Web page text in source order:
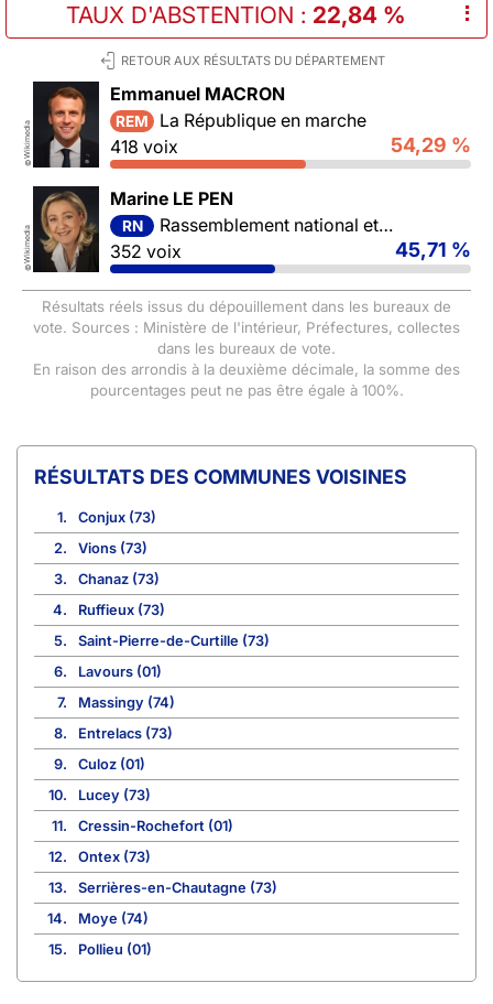
TAUX D'ABSTENTION : 22,84 % ⠇
RETOUR AUX RÉSULTATS DU DÉPARTEMENT
©
Wikimedia
Emmanuel MACRON
REM
La République en marche
418 voix
54,29 %
©
Wikimedia
Marine LE PEN
RN
Rassemblement national et ses alliés
352 voix
45,71 %
Résultats réels issus du dépouillement dans les bureaux de
vote. Sources : Ministère de l'intérieur, Préfectures, collectes
dans les bureaux de vote.
En raison des arrondis à la deuxième décimale, la somme des
pourcentages peut ne pas être égale à 100%.
COMMUNES VOISINES
1.
Conjux (73)
2.
Vions (73)
3.
Chanaz (73)
4.
Ruffieux (73)
5.
Saint-Pierre-de-Curtille (73)
6.
Lavours (01)
7.
Massingy (74)
8.
Entrelacs (73)
9.
Culoz (01)
10.
Lucey (73)
11.
Cressin-Rochefort (01)
12.
Ontex (73)
13.
Serrières-en-Chautagne (73)
14.
Moye (74)
15.
Pollieu (01)